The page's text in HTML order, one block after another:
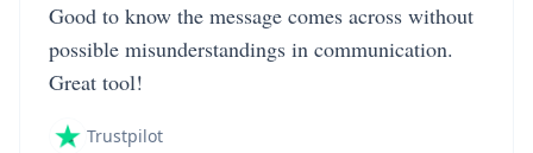
Good to know the message comes across without
possible misunderstandings in communication.
Great tool!
Trustpilot